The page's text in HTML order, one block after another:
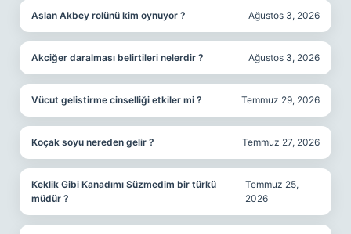
Aslan Akbey rolünü kim oynuyor ? Ağustos 3, 2026
Akciğer daralması belirtileri nelerdir ? Ağustos 3, 2026
Vücut gelistirme cinselliği etkiler mi ? Temmuz 29, 2026
Koçak soyu nereden gelir ? Temmuz 27, 2026
Keklik Gibi Kanadımı Süzmedim bir türkü
müdür ?
Temmuz 25,
2026